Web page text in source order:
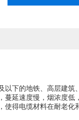
以下的地铁、高层建
延速度慢，烟浓度
得电缆材料在耐老化